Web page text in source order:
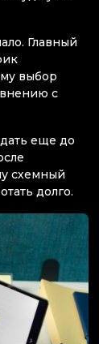
Главный
выбор
с
еще до
схемный
долго.